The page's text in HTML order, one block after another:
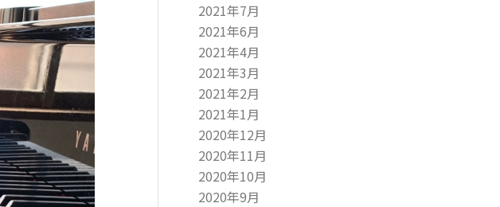
2021年7月
2021年6月
2021年4月
2021年3月
2021年2月
2021年1月
2020年12月
2020年11月
2020年10月
2020年9月